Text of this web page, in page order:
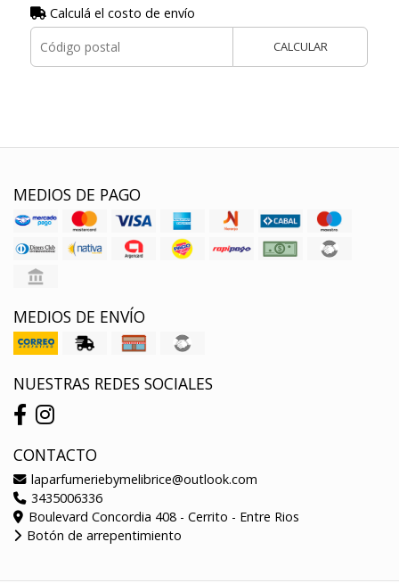
Calculá el costo de envío
CALCULAR
MEDIOS DE PAGO
MEDIOS DE ENVÍO
NUESTRAS REDES SOCIALES
CONTACTO
laparfumeriebymelibrice@outlook.com
3435006336
Boulevard Concordia 408 - Cerrito - Entre Rios
Botón de arrepentimiento